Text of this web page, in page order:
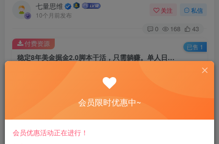
七量思维
10个月前发布
关注 私信
0 168 43
稳定8年美金掘金2.0脚本干活，只需躺赚。单人日收益1000-3000可批量、…
8.8
免费
付费资源 已售 1
会员限时优惠中~
会员优惠活动正在进行！